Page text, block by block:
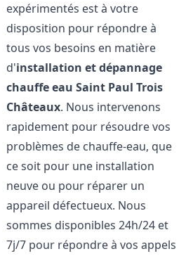
expérimentés est à votre
disposition pour répondre à
tous vos besoins en matière
d'installation et dépannage
chauffe eau Saint Paul Trois
Châteaux. Nous intervenons
rapidement pour résoudre vos
problèmes de chauffe-eau, que
ce soit pour une installation
neuve ou pour réparer un
appareil défectueux. Nous
sommes disponibles 24h/24 et
7j/7 pour répondre à vos appels